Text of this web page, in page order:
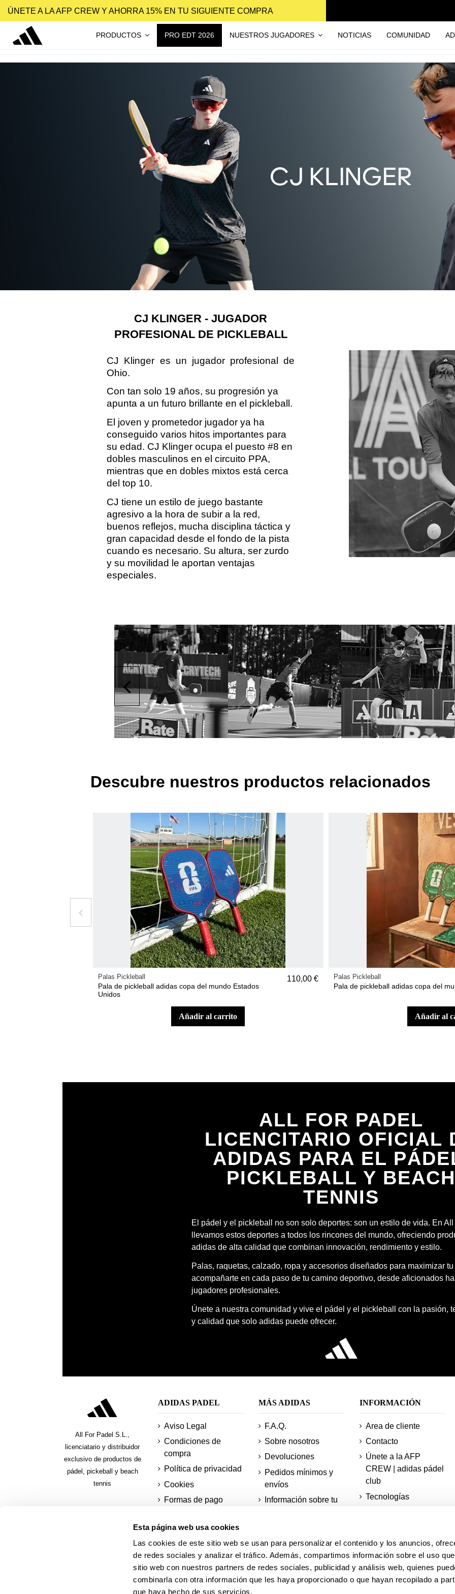
Esta página web usa cookies
Las cookies de este sitio web se usan para personalizar el contenido y los anuncios,
de redes sociales y analizar el tráfico. Además, compartimos información sobre el uso
sitio web con nuestros partners de redes sociales, publicidad y análisis web, quienes
combinarla con otra información que les haya proporcionado o que hayan recopilado a
que haya hecho de sus servicios.
ÚNETE A LA AFP CREW Y AHORRA 15% EN TU SIGUIENTE COMPRA
PRODUCTOS PRO EDT 2026 NUESTROS JUGADORES NOTICIAS COMUNIDAD
CJ KLINGER - JUGADOR
PROFESIONAL DE PICKLEBALL
CJ Klinger es un jugador profesional de
Ohio.
Con tan solo 19 años, su progresión ya
apunta a un futuro brillante en el pickleball.
El joven y prometedor jugador ya ha
conseguido varios hitos importantes para
su edad. CJ Klinger ocupa el puesto #8 en
dobles masculinos en el circuito PPA,
mientras que en dobles mixtos está cerca
del top 10.
CJ tiene un estilo de juego bastante
agresivo a la hora de subir a la red,
buenos reflejos, mucha disciplina táctica y
gran capacidad desde el fondo de la pista
cuando es necesario. Su altura, ser zurdo
y su movilidad le aportan ventajas
especiales.
Descubre nuestros productos relacionados
Palas Pickleball
Pala de pickleball adidas copa del mundo Estados
Unidos
110,00 €
añadir al carrito
Palas Pickleball
Pala de pickleball adidas copa del
añadir al
ALL FOR PADEL
LICENCITARIO OFICIAL
ADIDAS PARA EL
PICKLEBALL Y BEACH
TENNIS
El pádel y el pickleball no son solo deportes: son un estilo de vida. En All
llevamos estos deportes a todos los rincones del mundo, ofreciendo
adidas de alta calidad que combinan innovación, rendimiento y estilo.
Palas, raquetas, calzado, ropa y accesorios diseñados para maximizar
acompañarte en cada paso de tu camino deportivo, desde aficionados
jugadores profesionales.
Únete a nuestra comunidad y vive el pádel y el pickleball con la pasión,
y calidad que solo adidas puede ofrecer.
All For Padel S.L.,
licenciatario y distribuidor
exclusivo de productos de
pádel, pickeball y beach
tennis
ADIDAS PADEL
Aviso Legal
Condiciones de
compra
Política de privacidad
Cookies
Formas de pago
Paga a plazos
Solicita tu factura
MÁS ADIDAS
F.A.Q.
Sobre nosotros
Devoluciones
Pedidos mínimos y
envíos
Información sobre tu
AFP Academy
Pistas de padel
adidas
INFORMACIÓN
Area de cliente
Contacto
Únete a la AFP
CREW | adidas pádel
club
Tecnologías
estudiantes